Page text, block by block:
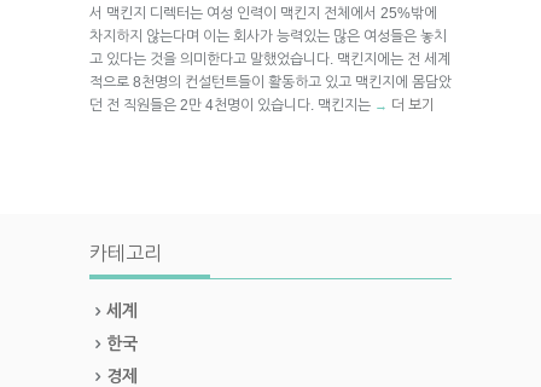
서 맥킨지 디렉터는 여성 인력이 맥킨지 전체에서 25%밖에
차지하지 않는다며 이는 회사가 능력있는 많은 여성들은 놓치
고 있다는 것을 의미한다고 말했었습니다. 맥킨지에는 전 세계
적으로 8천명의 컨설턴트들이 활동하고 있고 맥킨지에 몸담았
던 전 직원들은 2만 4천명이 있습니다. 맥킨지는 → 더 보기
카테고리
세계
한국
경제